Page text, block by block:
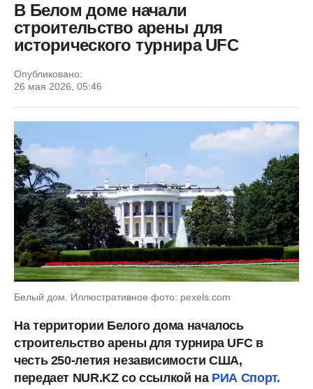
В Белом доме начали
строительство арены для
исторического турнира UFC
Опубликовано:
26 мая 2026, 05:46
Белый дом. Иллюстративное фото: pexels.com
На территории Белого дома началось
строительство арены для турнира UFC в
честь 250-летия независимости США,
передает NUR.KZ со ссылкой на РИА Спорт.